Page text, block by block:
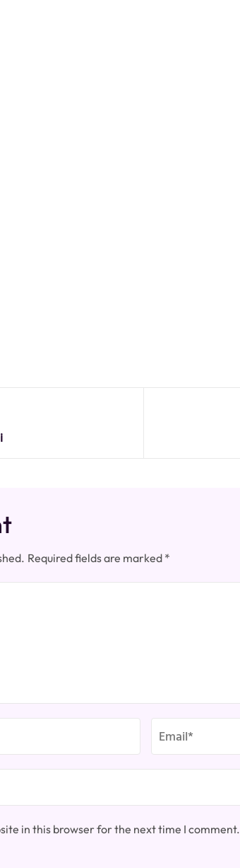
Required fields are marked *
in this browser for the next time I comment.